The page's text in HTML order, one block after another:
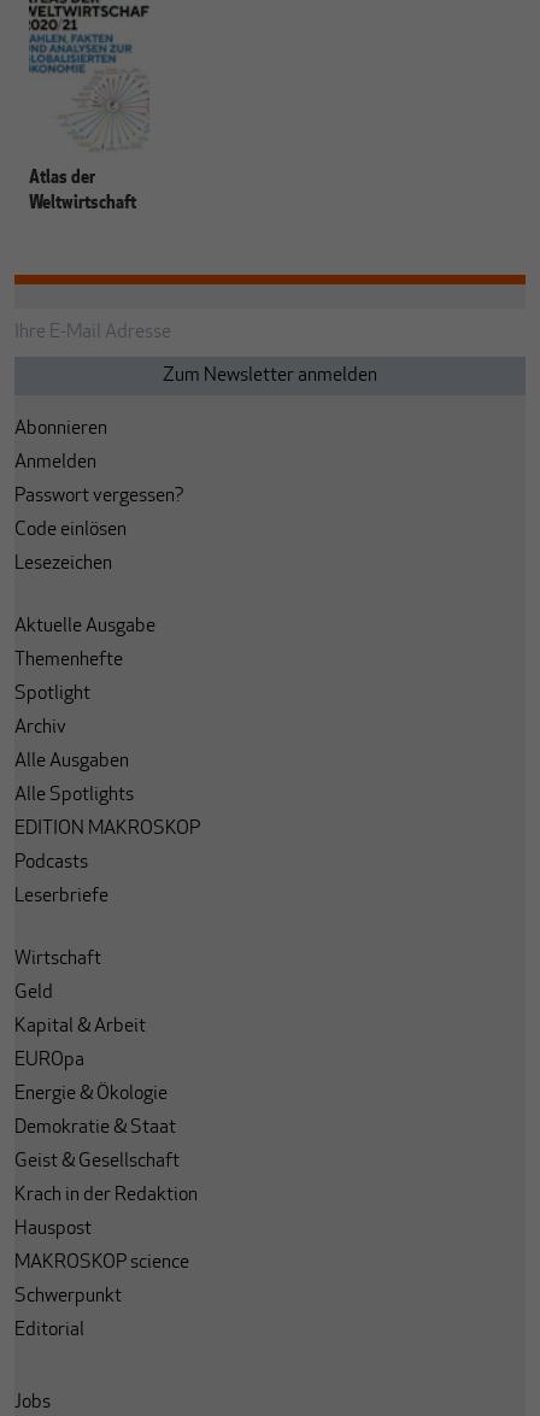
Atlas der
Weltwirtschaft
Abonnieren
Anmelden
Passwort vergessen?
Code einlösen
Lesezeichen
Aktuelle Ausgabe
Themenhefte
Spotlight
Archiv
Alle Ausgaben
Alle Spotlights
EDITION MAKROSKOP
Podcasts
Leserbriefe
Wirtschaft
Geld
Kapital & Arbeit
EUROpa
Energie & Ökologie
Demokratie & Staat
Geist & Gesellschaft
Krach in der Redaktion
Hauspost
MAKROSKOP science
Schwerpunkt
Editorial
Jobs